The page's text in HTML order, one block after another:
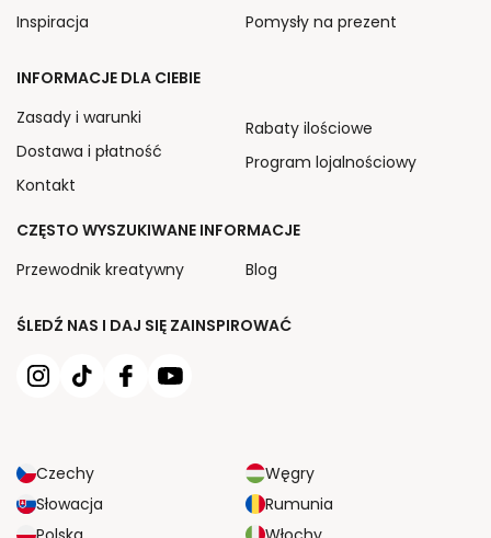
ŚLEDŹ NAS I DAJ SIĘ ZAINSPIROWAĆ
Czechy
Węgry
Słowacja
Rumunia
Inspiracja
Pomysły na prezent
INFORMACJE DLA CIEBIE
Zasady i warunki
Dostawa i płatność
Kontakt
Rabaty ilościowe
Program lojalnościowy
CZĘSTO WYSZUKIWANE INFORMACJE
Przewodnik kreatywny
Blog